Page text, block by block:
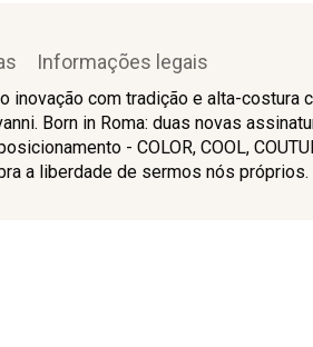
Informações legais
com tradição e alta-costura
Born in Roma: duas novas
- COLOR, COOL,
a liberdade de sermos nós próprios.